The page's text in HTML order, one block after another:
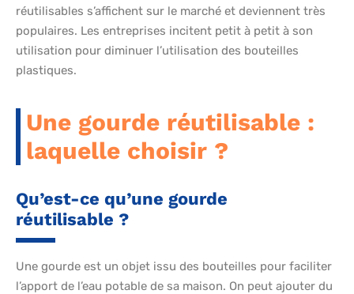
réutilisables s’affichent sur le marché et deviennent très
populaires. Les entreprises incitent petit à petit à son
utilisation pour diminuer l’utilisation des bouteilles
plastiques.
Une gourde réutilisable :
laquelle choisir ?
Qu’est-ce qu’une gourde
réutilisable ?
Une gourde est un objet issu des bouteilles pour faciliter
l’apport de l’eau potable de sa maison. On peut ajouter du